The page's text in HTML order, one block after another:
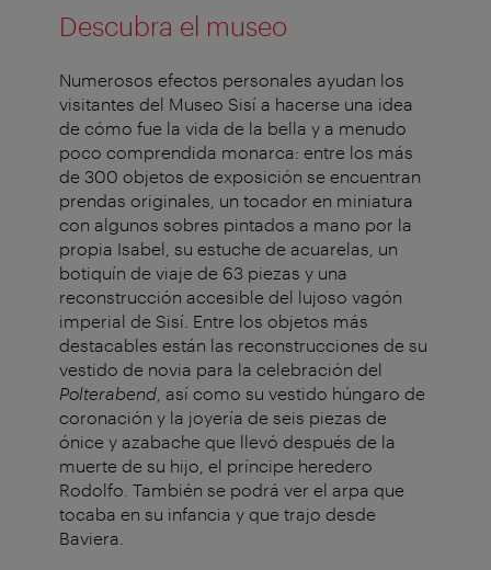
Descubra el museo
Numerosos efectos personales ayudan los
visitantes del Museo Sisí a hacerse una idea
de cómo fue la vida de la bella y a menudo
poco comprendida monarca: entre los más
de 300 objetos de exposición se encuentran
prendas originales, un tocador en miniatura
con algunos sobres pintados a mano por la
propia Isabel, su estuche de acuarelas, un
botiquín de viaje de 63 piezas y una
reconstrucción accesible del lujoso vagón
imperial de Sisí. Entre los objetos más
destacables están las reconstrucciones de su
vestido de novia para la celebración del
Polterabend así como su vestido húngaro de
coronación y la joyería de seis piezas de
ónice y azabache que llevó después de la
muerte de su hijo, el príncipe heredero
Rodolfo. También se podrá ver el arpa que
tocaba en su infancia y que trajo desde
Baviera.